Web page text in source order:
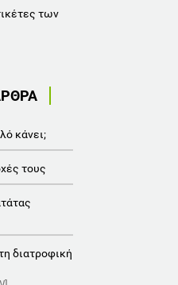
των
κάνει;
τους
διατροφική